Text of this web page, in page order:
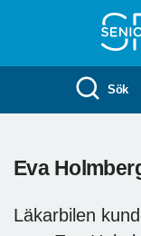
Sök
Eva
Läkarbilen